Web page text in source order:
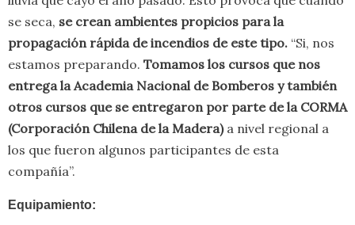
se seca, se crean ambientes propicios para la
propagación rápida de incendios de este tipo. “Si, nos
estamos preparando. Tomamos los cursos que nos
entrega la Academia Nacional de Bomberos y también
otros cursos que se entregaron por parte de la CORMA
(Corporación Chilena de la Madera)a nivel regional a
los que fueron algunos participantes de esta
compañía”.
Equipamiento: